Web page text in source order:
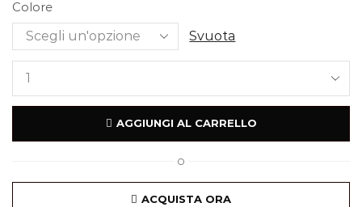
Colore
Svuota
AGGIUNGI AL CARRELLO
O
ACQUISTA ORA